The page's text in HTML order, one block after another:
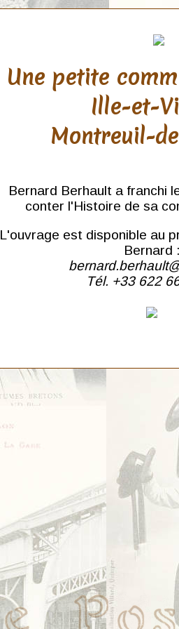
Une petite
Ille-et-
Montreuil-
Bernard Berhault a franchi
conter l'Histoire de sa
L'ouvrage est disponible au
Bernard
Tél. +33 622